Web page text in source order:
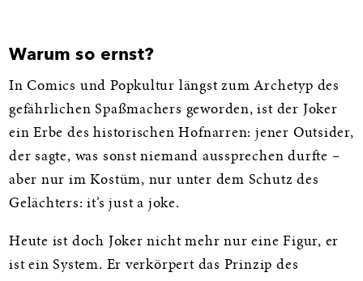
Informationen
Warum so ernst?
In Comics und Popkultur längst zum Archetyp des
gefährlichen Spaßmachers geworden, ist der Joker
ein Erbe des historischen Hofnarren: jener Outsider,
der sagte, was sonst niemand aussprechen durfte –
aber nur im Kostüm, nur unter dem Schutz des
Gelächters: it’s just a joke.
Heute ist doch Joker nicht mehr nur eine Figur, er
ist ein System. Er verkörpert das Prinzip des